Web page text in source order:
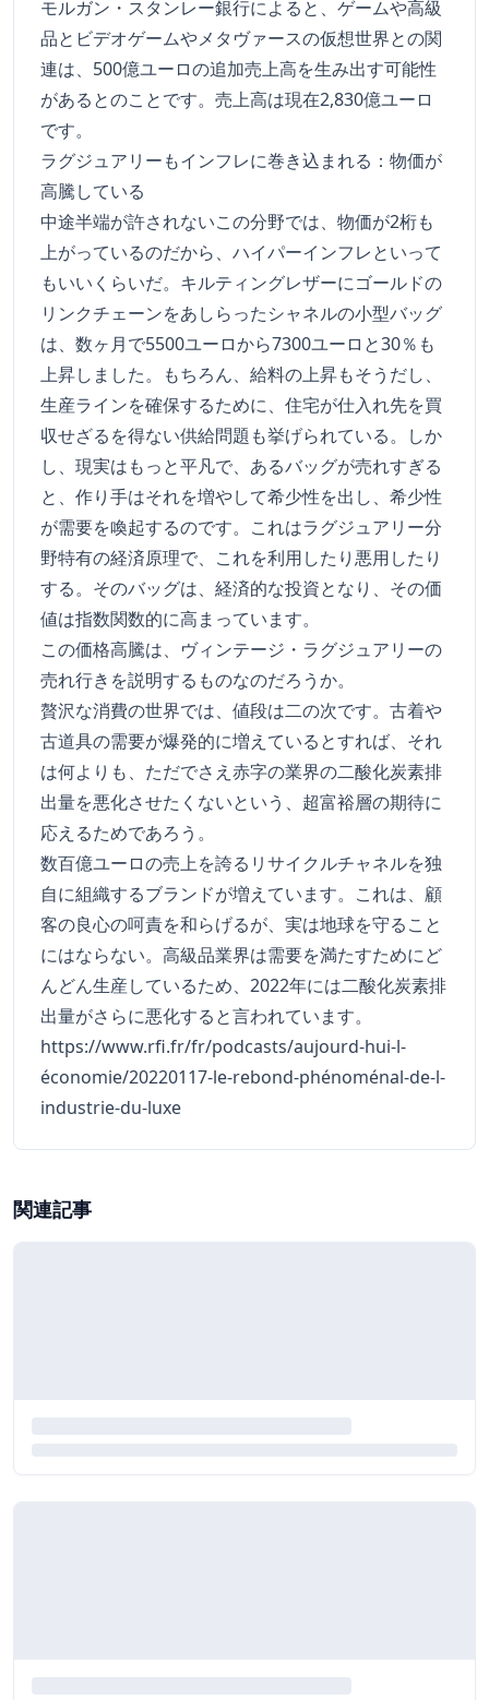
モルガン・スタンレー銀行によると、ゲームや高級
品とビデオゲームやメタヴァースの仮想世界との関
連は、500億ユーロの追加売上高を生み出す可能性
があるとのことです。売上高は現在2,830億ユーロ
です。
ラグジュアリーもインフレに巻き込まれる：物価が
高騰している
中途半端が許されないこの分野では、物価が2桁も
上がっているのだから、ハイパーインフレといって
もいいくらいだ。キルティングレザーにゴールドの
リンクチェーンをあしらったシャネルの小型バッグ
は、数ヶ月で5500ユーロから7300ユーロと30％も
上昇しました。もちろん、給料の上昇もそうだし、
生産ラインを確保するために、住宅が仕入れ先を買
収せざるを得ない供給問題も挙げられている。しか
し、現実はもっと平凡で、あるバッグが売れすぎる
と、作り手はそれを増やして希少性を出し、希少性
が需要を喚起するのです。これはラグジュアリー分
野特有の経済原理で、これを利用したり悪用したり
する。そのバッグは、経済的な投資となり、その価
値は指数関数的に高まっています。
この価格高騰は、ヴィンテージ・ラグジュアリーの
売れ行きを説明するものなのだろうか。
贅沢な消費の世界では、値段は二の次です。古着や
古道具の需要が爆発的に増えているとすれば、それ
は何よりも、ただでさえ赤字の業界の二酸化炭素排
出量を悪化させたくないという、超富裕層の期待に
応えるためであろう。
数百億ユーロの売上を誇るリサイクルチャネルを独
自に組織するブランドが増えています。これは、顧
客の良心の呵責を和らげるが、実は地球を守ること
にはならない。高級品業界は需要を満たすためにど
んどん生産しているため、2022年には二酸化炭素排
出量がさらに悪化すると言われています。
https://www.rfi.fr/fr/podcasts/aujourd-hui-l-
économie/20220117-le-rebond-phénoménal-de-l-
industrie-du-luxe
関連記事